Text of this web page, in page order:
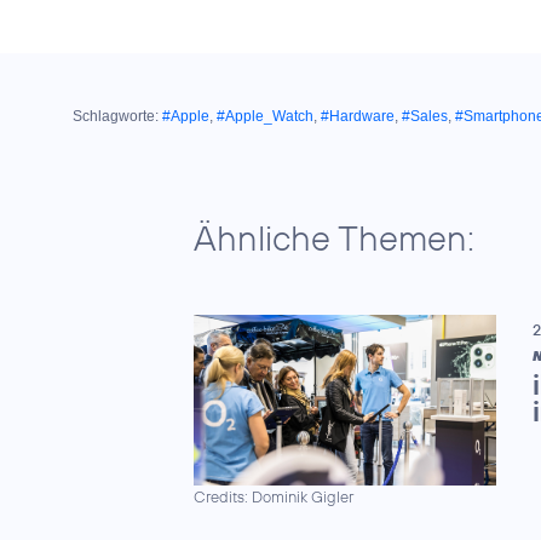
Schlagworte: #Apple, #Apple_Watch, #Hardware, #Sales,
Ähnliche Themen:
Credits: Dominik Gigler